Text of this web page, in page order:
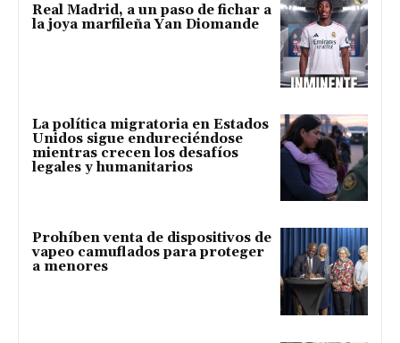
Real Madrid, a un paso de fichar a
la joya marfileña Yan Diomande
La política migratoria en Estados
Unidos sigue endureciéndose
mientras crecen los desafíos
legales y humanitarios
Prohíben venta de dispositivos de
vapeo camuflados para proteger
a menores